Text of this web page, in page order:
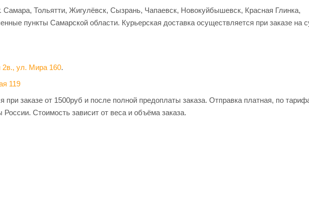
Самара, Тольятти, Жигулёвск, Сызрань, Чапаевск, Новокуйбышевск, Красная Глинка,
пункты Самарской области. Курьерская доставка осуществляется при заказе на
ул. Мира 160.
119
при заказе от 1500руб и после полной предоплаты заказа. Отправка платная, по
Стоимость зависит от веса и объёма заказа.